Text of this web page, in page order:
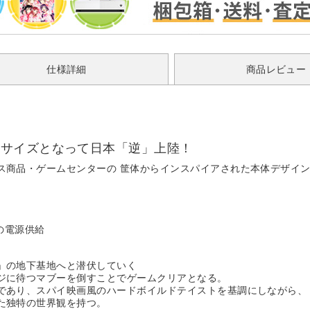
仕様詳細 商品レビュー
イズとなって日本「逆」上陸！
品・ゲームセンターの 筐体からインスパイアされた本体デザイン
電源供給
地下基地へと潜伏していく
待つマブーを倒すことでゲームクリアとなる。
り、スパイ映画風のハードボイルドテイストを基調にしながら、
特の世界観を持つ。